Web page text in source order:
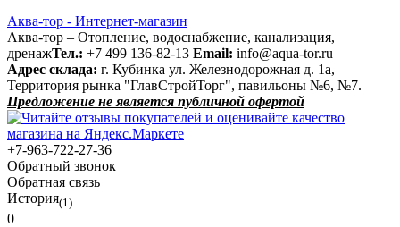
Аква-тор - Интернет-магазин
Аква-тор – Отопление, водоснабжение, канализация,
дренажТел.: +7 499 136-82-13 Email: info@aqua-tor.ru
Адрес склада: г. Кубинка ул. Железнодорожная д. 1а,
Территория рынка "ГлавСтройТорг", павильоны №6, №7.
Предложение не является публичной офертой
+7-963-722-27-36
Обратный звонок
Обратная связь
История(1)
0